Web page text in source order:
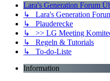
Lara's Generation Forum
↳ Lara's Generation
↳ Plauderecke
↳ >> LG Meeting
↳ Regeln & Tutorials
↳ To-do-Liste
Information